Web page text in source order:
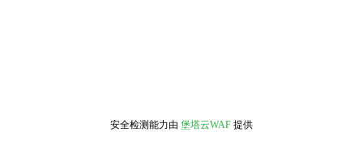
安全检测能力由 堡塔云WAF 提供